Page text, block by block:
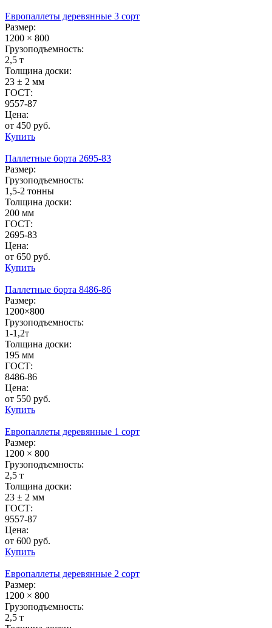
Европаллеты деревянные 3 сорт
Размер:
1200 × 800
Грузоподъемность:
2,5 т
Толщина доски:
23 ± 2 мм
ГОСТ:
9557-87
Цена:
от 450 руб.
Купить
Паллетные борта 2695-83
Размер:
Грузоподъемность:
1,5-2 тонны
Толщина доски:
200 мм
ГОСТ:
2695-83
Цена:
от 650 руб.
Купить
Паллетные борта 8486-86
Размер:
1200×800
Грузоподъемность:
1-1,2т
Толщина доски:
195 мм
ГОСТ:
8486-86
Цена:
от 550 руб.
Купить
Европаллеты деревянные 1 сорт
Размер:
1200 × 800
Грузоподъемность:
2,5 т
Толщина доски:
23 ± 2 мм
ГОСТ:
9557-87
Цена:
от 600 руб.
Купить
Европаллеты деревянные 2 сорт
Размер:
1200 × 800
Грузоподъемность:
2,5 т